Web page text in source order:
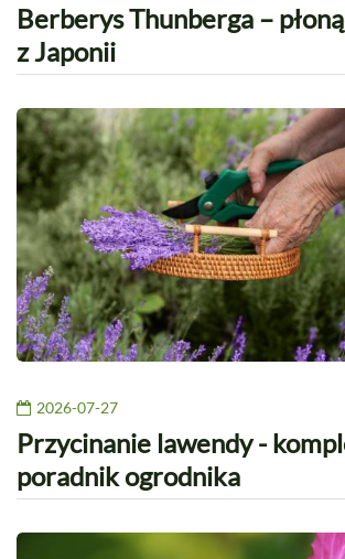
Berberys Thunberga –
z Japonii
2026-07-27
Przycinanie lawendy -
poradnik ogrodnika